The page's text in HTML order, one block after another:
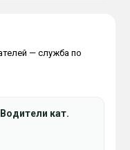
— служба по
кат.